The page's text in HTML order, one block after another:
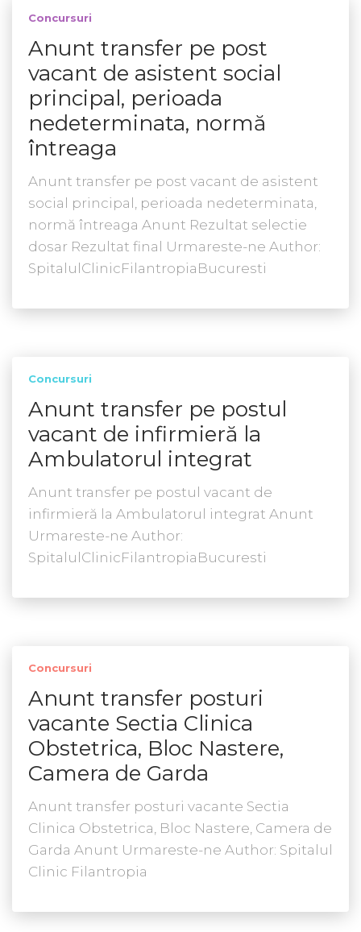
Concursuri
Anunt transfer pe post
vacant de asistent social
principal, perioada
nedeterminata, normă
întreaga
Anunt transfer pe post vacant de asistent
social principal, perioada nedeterminata,
normă întreaga Anunt Rezultat selectie
dosar Rezultat final Urmareste-ne Author:
SpitalulClinicFilantropiaBucuresti
Concursuri
Anunt transfer pe postul
vacant de infirmieră la
Ambulatorul integrat
Anunt transfer pe postul vacant de
infirmieră la Ambulatorul integrat Anunt
Urmareste-ne Author:
SpitalulClinicFilantropiaBucuresti
Concursuri
Anunt transfer posturi
vacante Sectia Clinica
Obstetrica, Bloc Nastere,
Camera de Garda
Anunt transfer posturi vacante Sectia
Clinica Obstetrica, Bloc Nastere, Camera de
Garda Anunt Urmareste-ne Author: Spitalul
Clinic Filantropia